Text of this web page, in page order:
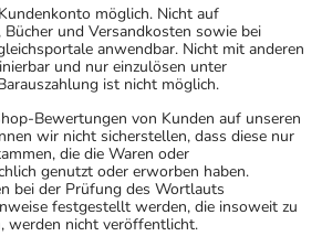
möglich. Nicht auf
und Versandkosten sowie bei
anwendbar. Nicht mit anderen
und nur einzulösen unter
ist nicht möglich.
Bewertungen von Kunden auf unseren
wir nicht sicherstellen, dass diese nur
die die Waren oder
genutzt oder erworben haben.
bei der Prüfung des Wortlauts
festgestellt werden, die insoweit zu
werden nicht veröffentlicht.